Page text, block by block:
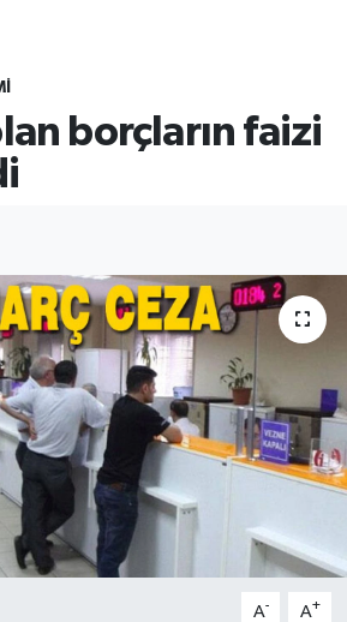
borçların faizi
A- A+